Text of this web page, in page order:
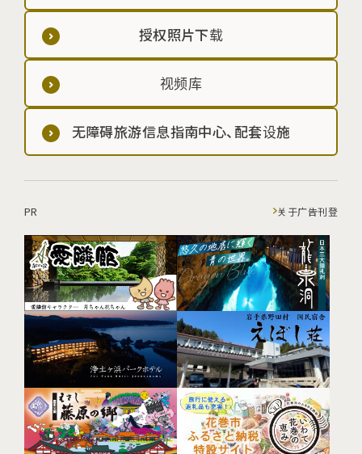
授权照片下载
视频库
无障碍旅游信息指南中心、配套设施
PR 关于广告刊登